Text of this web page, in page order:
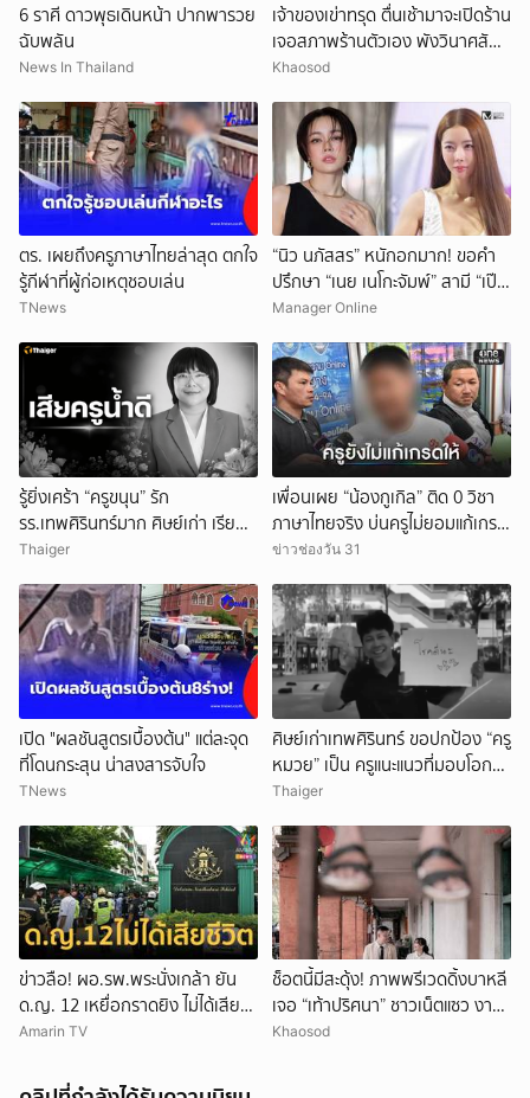
6 ราศี ดาวพุธเดินหน้า ปากพารวย
ฉับพลัน
News In Thailand
เจ้าของเข่าทรุด ตื่นเช้ามาจะเปิดร้าน
เจอสภาพร้านตัวเอง พังวินาศสัน
ตะโร เสียหายนับล้าน
Khaosod
ตร. เผยถึงครูภาษาไทยล่าสุด ตกใจ
รู้กีฬาที่ผู้ก่อเหตุชอบเล่น
TNews
“นิว นภัสสร” หนักอกมาก! ขอคำ
ปรึกษา “เนย เนโกะจัมพ์” สามี “เป๊ก
เปรมณัช” ดื่มดริ้งก์ติดเพื่อนหนัก!
Manager Online
รู้ยิ่งเศร้า “ครูขนุน” รัก
รร.เทพศิรินทร์มาก ศิษย์เก่า เรียน
จบกลับมาเป็นครู
Thaiger
เพื่อนเผย “น้องกูเกิล” ติด 0 วิชา
ภาษาไทยจริง บ่นครูไม่ยอมแก้เกรด
ให้
ข่าวช่องวัน 31
เปิด "ผลชันสูตรเบื้องต้น" แต่ละจุด
ที่โดนกระสุน น่าสงสารจับใจ
TNews
ศิษย์เก่าเทพศิรินทร์ ขอปกป้อง “ครู
หมวย” เป็น ครูแนะแนวที่มอบโอกาส
ให้เด็กเสมอ
Thaiger
ข่าวลือ! ผอ.รพ.พระนั่งเกล้า ยัน
ด.ญ. 12 เหยื่อกราดยิง ไม่ได้เสีย
ชีวิต
Amarin TV
ช็อตนี้มีสะดุ้ง! ภาพพรีเวดดิ้งบาหลี
เจอ “เท้าปริศนา” ชาวเน็ตแซว งาน
แต่งหรือหนังผี
Khaosod